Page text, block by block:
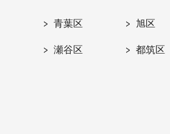
青葉区 旭区
瀬谷区 都筑区